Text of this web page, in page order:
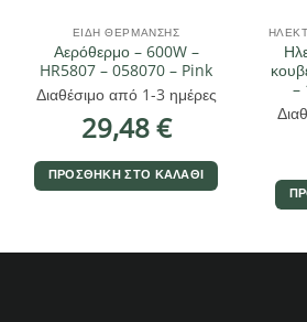
ΕΊΔΗ ΘΈΡΜΑΝΣΗΣ
Αερόθερμο – 600W –
HR5807 – 058070 – Pink
Διαθέσιμο από 1-3 ημέρες
29,48€
ΠΡΟΣΘΉΚΗ ΣΤΟ ΚΑΛΆΘΙ
–